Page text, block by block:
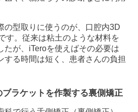
の型取りに使うのが、口腔内3D
す。従来は粘土のような材料を
たが、iTeroを使えばその必要は
する時間は短く、患者さんの負担
ラケットを作製する裏側矯正